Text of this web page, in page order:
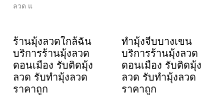
ลวด แ
ร้านมุ้งลวดใกล้ฉัน
บริการร้านมุ้งลวด
ดอนเมือง รับติดมุ้ง
ลวด รับทำมุ้งลวด
ราคาถูก
ทำมุ้งจีบบางเขน
บริการร้านมุ้งลวด
ดอนเมือง รับติดมุ้ง
ลวด รับทำมุ้งลวด
ราคาถูก